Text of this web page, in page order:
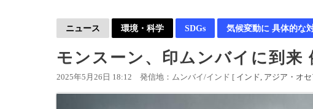
ニュース 環境・科学 SDGs 気候変動に 具体的な
モンスーン、印ムンバイに到来
2025年5月26日 18:12 発信地：ムンバイ/インド [ インド アジア・オ